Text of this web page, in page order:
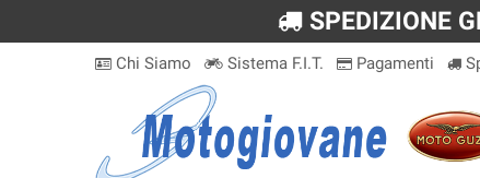
SPEDIZIONE
Chi Siamo Sistema F.I.T. Pagamenti